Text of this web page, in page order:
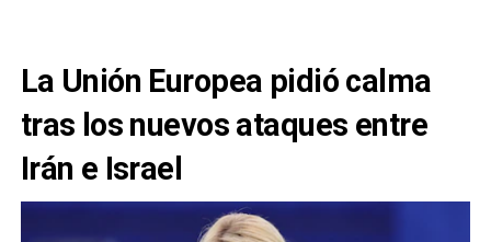
La Unión Europea pidió calma
tras los nuevos ataques entre
Irán e Israel